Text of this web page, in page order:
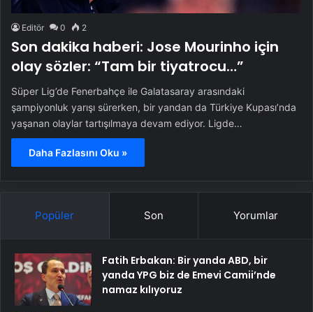
Editör 0 2
Son dakika haberi: Jose Mourinho için
olay sözler: “Tam bir tiyatrocu…”
Süper Lig’de Fenerbahçe ile Galatasaray arasındaki
şampiyonluk yarışı sürerken, bir yandan da Türkiye Kupası’nda
yaşanan olaylar tartışılmaya devam ediyor. Ligde…
Daha Fazlasını Oku »
Popüler Son Yorumlar
Fatih Erbakan: Bir yanda ABD, bir
yanda YPG biz de Emevi Camii’nde
namaz kılıyoruz